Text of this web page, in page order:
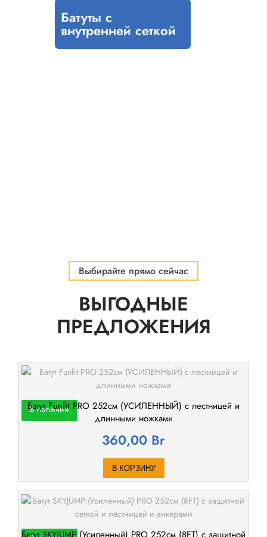
Батуты с
внутренней сеткой
Выбирайте прямо сейчас
ВЫГОДНЫЕ
ПРЕДЛОЖЕНИЯ
В наличии
Батут Funfit PRO 252см (УСИЛЕННЫЙ) с лестницей и
длинными ножками
360,00 Br
В КОРЗИНУ